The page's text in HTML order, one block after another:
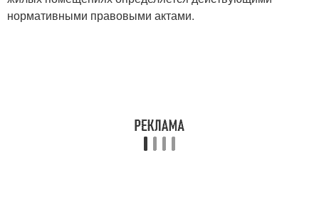
нормативными правовыми актами.